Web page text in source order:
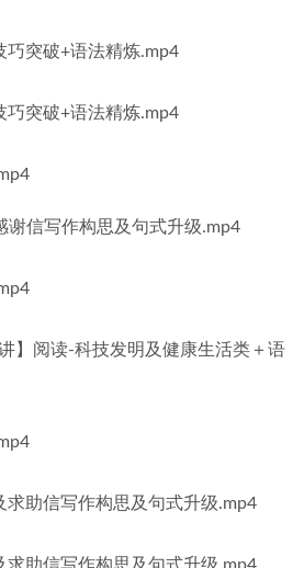
巧突破+语法精炼.mp4
巧突破+语法精炼.mp4
谢信写作构思及句式升级.mp4
】阅读-科技发明及健康生活类＋语
求助信写作构思及句式升级.mp4